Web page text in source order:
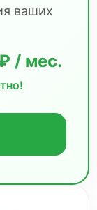
ваших
/ мес.